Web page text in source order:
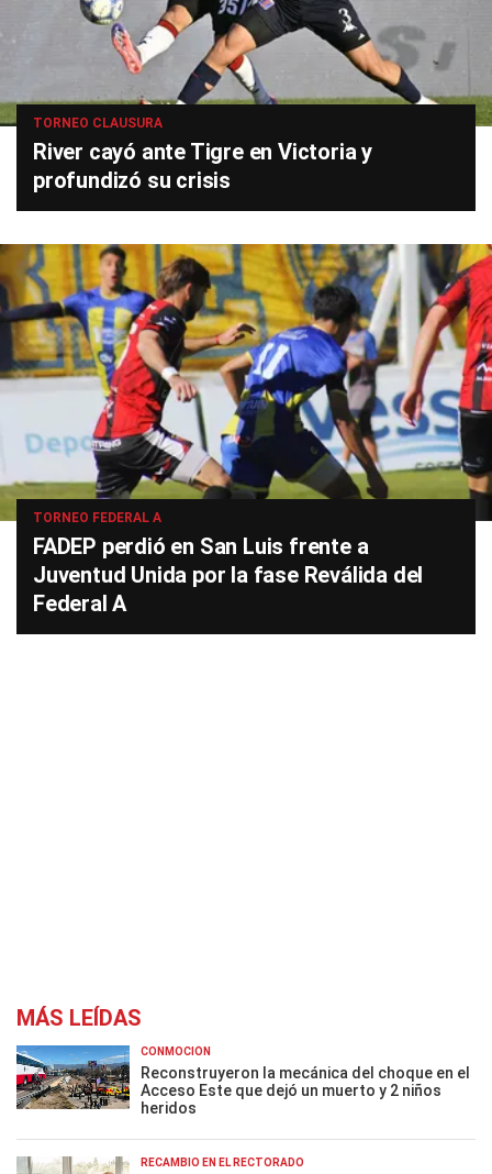
TORNEO CLAUSURA
River cayó ante Tigre en Victoria y
profundizó su crisis
TORNEO FEDERAL A
FADEP perdió en San Luis frente a
Juventud Unida por la fase Reválida del
Federal A
MÁS LEÍDAS
CONMOCIÓN
Reconstruyeron la mecánica del choque en el
Acceso Este que dejó un muerto y 2 niños
heridos
RECAMBIO EN EL RECTORADO